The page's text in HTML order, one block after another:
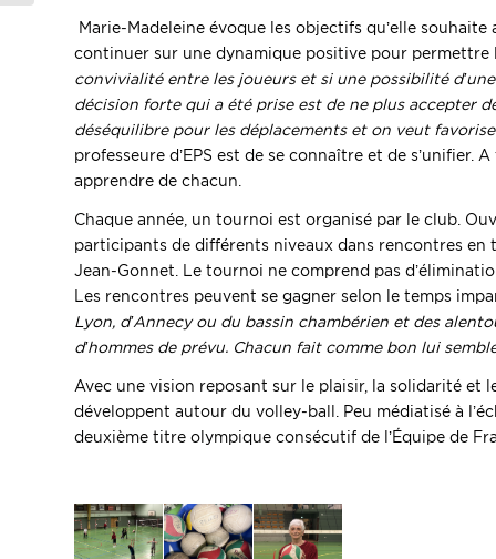
Marie-Madeleine évoque les objectifs qu’elle
continuer sur une dynamique positive pour
convivialité entre les joueurs et si une possibilité
décision forte qui a été prise est de ne plus accepter
déséquilibre pour les déplacements et on veut
professeure d’EPS est de se connaître et de
apprendre de chacun.
Chaque année, un tournoi est organisé par le club.
participants de différents niveaux dans rencontres en
Jean-Gonnet. Le tournoi ne comprend pas
Les rencontres peuvent se gagner selon le temps
Lyon, d’Annecy ou du bassin chambérien et des
d’hommes de prévu. Chacun fait comme bon lui
Avec une vision reposant sur le plaisir, la solidarité et
développent autour du volley-ball. Peu médiatisé à
deuxième titre olympique consécutif de l’Équipe de